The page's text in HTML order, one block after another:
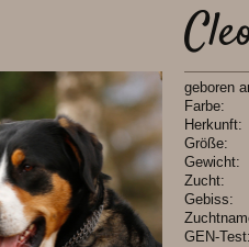
geboren
GEN-